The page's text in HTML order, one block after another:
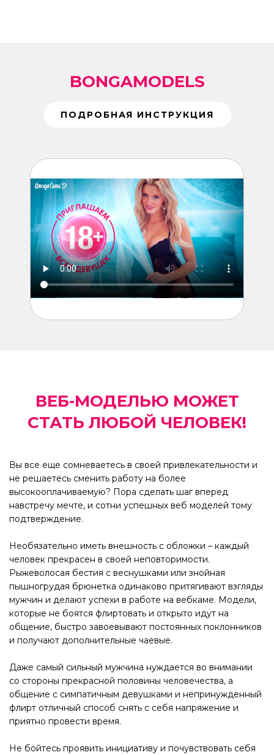
BONGAMODELS
ПОДРОБНАЯ ИНСТРУКЦИЯ
ВЕБ-МОДЕЛЬЮ МОЖЕТ
СТАТЬ ЛЮБОЙ ЧЕЛОВЕК!
Вы все еще сомневаетесь в своей привлекательности и
не решаетесь сменить работу на более
высокооплачиваемую? Пора сделать шаг вперед
навстречу мечте, и сотни успешных веб моделей тому
подтверждение.
Необязательно иметь внешность с обложки – каждый
человек прекрасен в своей неповторимости.
Рыжеволосая бестия с веснушками или знойная
пышногрудая брюнетка одинаково притягивают взгляды
мужчин и делают успехи в работе на вебкаме. Модели,
которые не боятся флиртовать и открыто идут на
общение, быстро завоевывают постоянных поклонников
и получают дополнительные чаевые.
Даже самый сильный мужчина нуждается во внимании
со стороны прекрасной половины человечества, а
общение с симпатичным девушками и непринужденный
флирт отличный способ снять с себя напряжение и
приятно провести время.
Не бойтесь проявить инициативу и почувствовать себя